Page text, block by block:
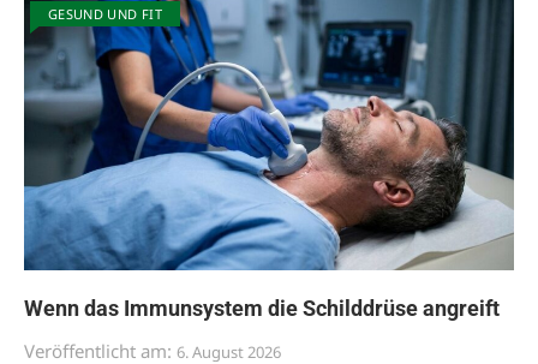
GESUND UND FIT
Wenn das Immunsystem die Schilddrüse angreift
Veröffentlicht am: 6. August 2026